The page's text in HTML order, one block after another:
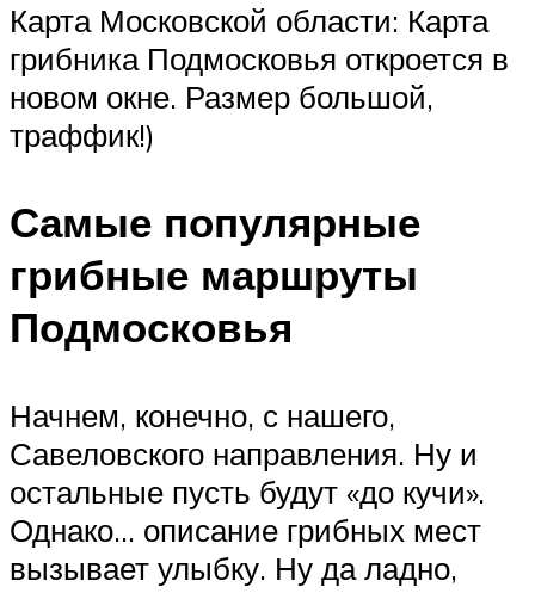
Карта Московской области: Карта
грибника Подмосковья откроется в
новом окне. Размер большой,
траффик!)
Самые популярные
грибные маршруты
Подмосковья
Начнем, конечно, с нашего,
Савеловского направления. Ну и
остальные пусть будут «до кучи».
Однако… описание грибных мест
вызывает улыбку. Ну да ладно,